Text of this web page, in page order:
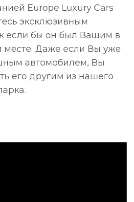
Europe Luxury Cars
эксклюзивным
если бы он был Вашим в
Даже если Вы уже
автомобилем, Вы
его другим из нашего